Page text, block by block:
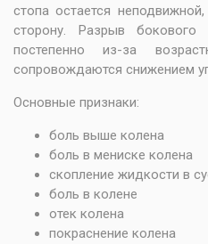
стопа остается
сторону. Разрыв бокового
постепенно из-за
сопровождаются снижением
Основные признаки:
боль выше колена
боль в мениске колена
скопление жидкости в
боль в колене
отек колена
покраснение колена